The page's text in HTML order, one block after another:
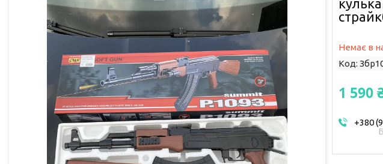
Немає в
Код:
1 590
+380